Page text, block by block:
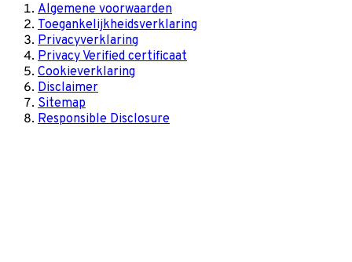
Algemene voorwaarden
Toegankelijkheidsverklaring
Privacyverklaring
Privacy Verified certificaat
Cookieverklaring
Disclaimer
Sitemap
Responsible Disclosure